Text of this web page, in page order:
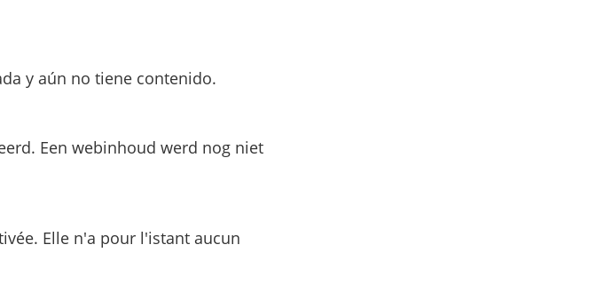
y aún no tiene contenido.
Een webinhoud werd nog niet
Elle n'a pour l'istant aucun